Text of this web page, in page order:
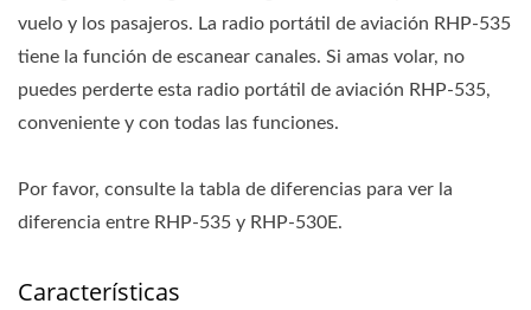
vuelo y los pasajeros. La radio portátil de aviación RHP-535
tiene la función de escanear canales. Si amas volar, no
puedes perderte esta radio portátil de aviación RHP-535,
conveniente y con todas las funciones.
Por favor, consulte la tabla de diferencias para ver la
diferencia entre RHP-535 y RHP-530E.
Características